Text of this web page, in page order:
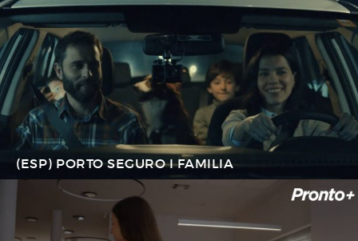
(ESP) PORTO SEGURO I FAMILIA